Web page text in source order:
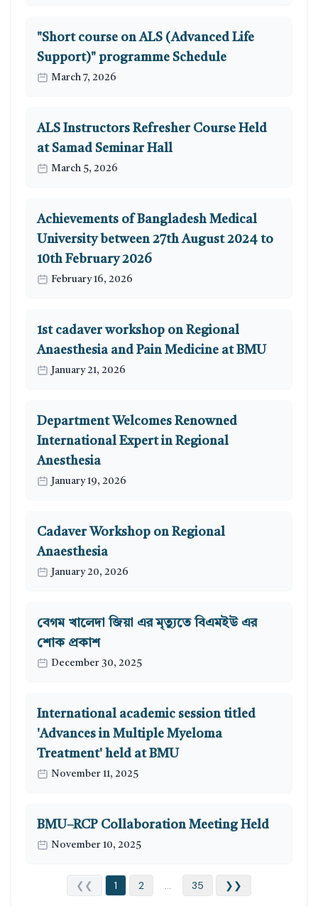
"Short course on ALS (Advanced Life
Support)" programme Schedule
March 7, 2026
ALS Instructors Refresher Course Held
at Samad Seminar Hall
March 5, 2026
Achievements of Bangladesh Medical
University between 27th August 2024 to
10th February 2026
February 16, 2026
1st cadaver workshop on Regional
Anaesthesia and Pain Medicine at BMU
January 21, 2026
Department Welcomes Renowned
International Expert in Regional
Anesthesia
January 19, 2026
Cadaver Workshop on Regional
Anaesthesia
January 20, 2026
বেগম খালেদা জিয়া এর মৃত্যুতে বিএমইউ এর
শোক প্রকাশ
December 30, 2025
International academic session titled
'Advances in Multiple Myeloma
Treatment' held at BMU
November 11, 2025
BMU–RCP Collaboration Meeting Held
November 10, 2025
❮❮ 1 2 ... 35 ❯❯